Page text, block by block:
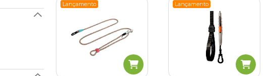
Lançamento Lançamento